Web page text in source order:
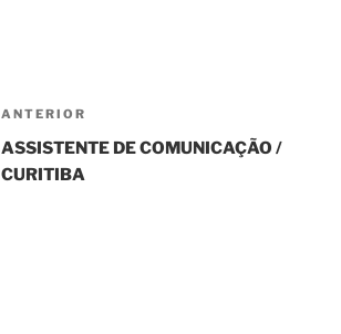
Navegação
de
Post
Post
anterior
ANTERIOR
ASSISTENTE DE COMUNICAÇÃO /
CURITIBA